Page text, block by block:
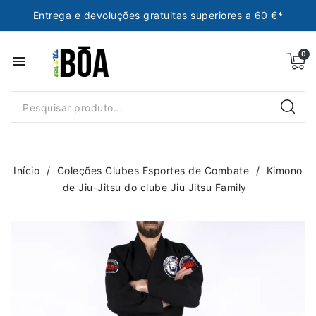
Entrega e devoluções gratuitas superiores a 60 €*
menu
Início Coleções Clubes Esportes de Combate
Kimono
de Jiu-Jitsu do clube Jiu Jitsu Family